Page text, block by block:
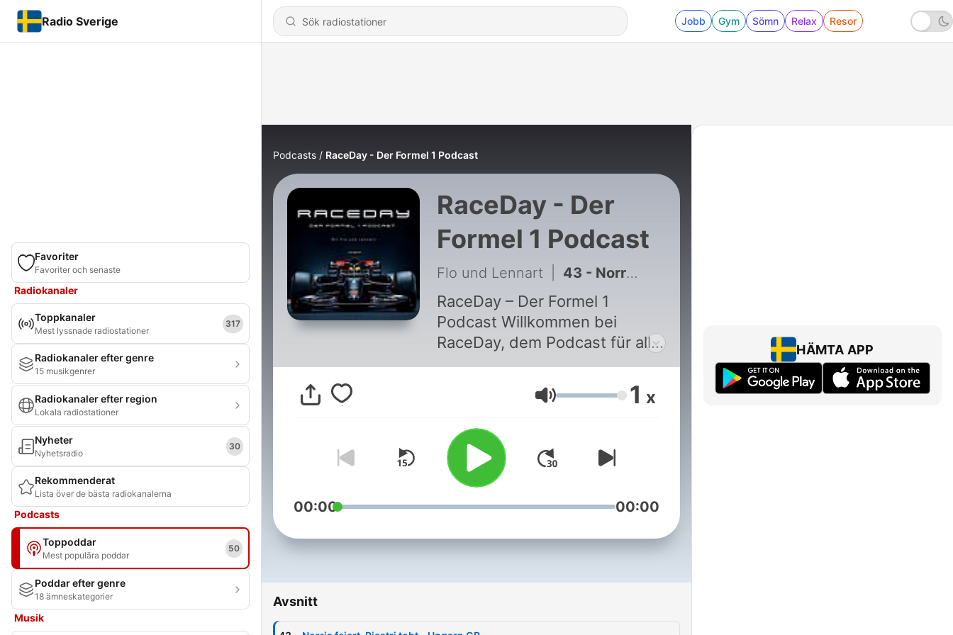
Radio Sverige Jobb Gym Sömn Relax Resor
Favoriter
Favoriter och senaste
Radiokanaler
Toppkanaler
Mest lyssnade radiostationer
317
Radiokanaler efter genre
15 musikgenrer
Radiokanaler efter region
Lokala radiostationer
Nyheter
Nyhetsradio
30
Rekommenderat
Lista över de bästa radiokanalerna
Podcasts
Toppoddar
Mest populära poddar
50
Poddar efter genre
18 ämneskategorier
Musik
Podcasts RaceDay - Der Formel 1 Podcast
RaceDay - Der
Formel 1 Podcast
Flo und Lennart 43 - Norris feiert, Piastri tobt - Ungarn GP
RaceDay – Der Formel 1
Podcast Willkommen bei
RaceDay, dem Podcast für alle
Formel-1-Fans! Ob Strategie,
Technik oder dramatische
Duelle auf der Strecke – hier
erfährst du alles, was du
wissen musst. Nach jedem
Rennwochenende besprechen
wir die wichtigsten Ereignisse
und blicken hinter die Kulissen
Motorsportserie der Welt.
neuesten Stand! Instagram:
igsh=MTA0OTNvemd1YjJzeA%3D%3D
Volym 1 x
00:00 00:00
Avsnitt
HÄMTA APP